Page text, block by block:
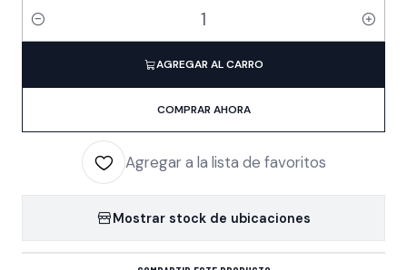
Cantidad
AGREGAR AL CARRO
COMPRAR AHORA
Agregar a la lista de favoritos
Mostrar stock de ubicaciones